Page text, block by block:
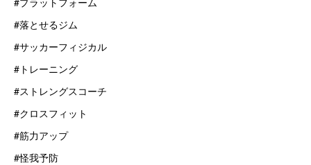
#落とせるジム
#サッカーフィジカル
#トレーニング
#ストレングスコーチ
#クロスフィット
#筋力アップ
#怪我予防